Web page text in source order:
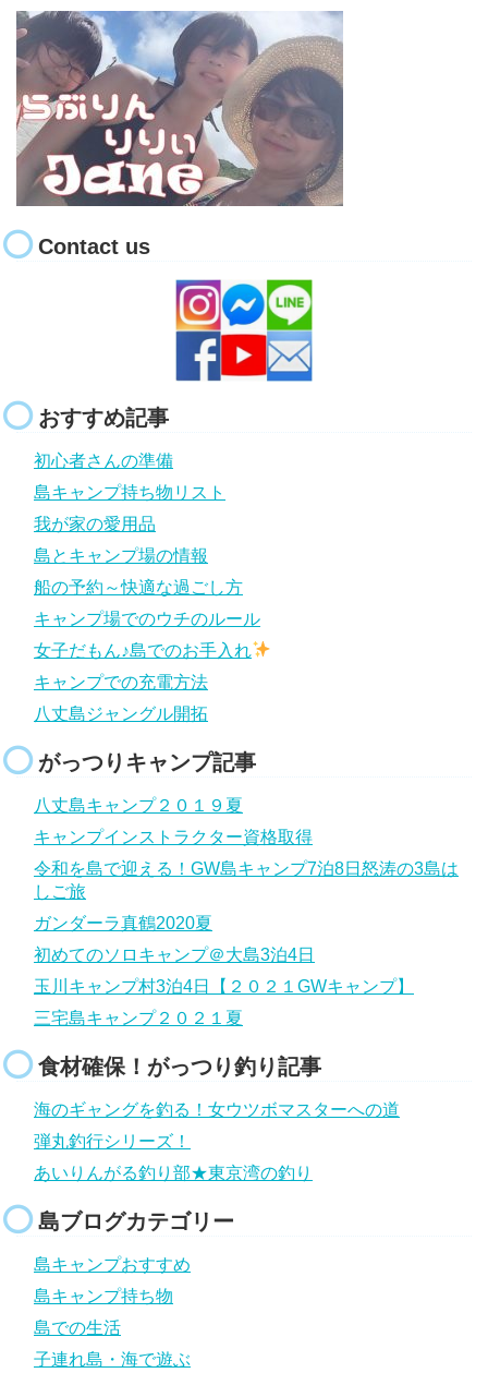
Contact us
おすすめ記事
初心者さんの準備
島キャンプ持ち物リスト
我が家の愛用品
島とキャンプ場の情報
船の予約～快適な過ごし方
キャンプ場でのウチのルール
女子だもん♪島でのお手入れ
キャンプでの充電方法
八丈島ジャングル開拓
がっつりキャンプ記事
八丈島キャンプ２０１９夏
キャンプインストラクター資格取得
令和を島で迎える！GW島キャンプ7泊8日怒涛の3島は
しご旅
ガンダーラ真鶴2020夏
初めてのソロキャンプ＠大島3泊4日
玉川キャンプ村3泊4日【２０２１GWキャンプ】
三宅島キャンプ２０２１夏
食材確保！がっつり釣り記事
海のギャングを釣る！女ウツボマスターへの道
弾丸釣行シリーズ！
あいりんがる釣り部★東京湾の釣り
島ブログカテゴリー
島キャンプおすすめ
島キャンプ持ち物
島での生活
子連れ島・海で遊ぶ